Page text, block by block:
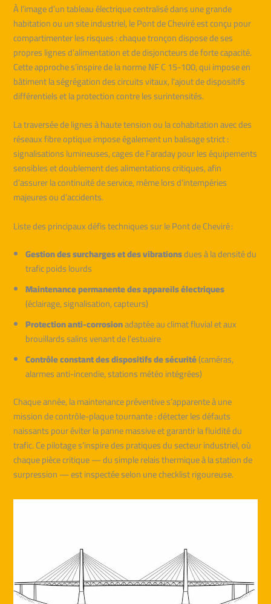
À l’image d’un tableau électrique centralisé dans une grande
habitation ou un site industriel, le Pont de Cheviré est conçu pour
compartimenter les risques : chaque tronçon dispose de ses
propres lignes d’alimentation et de disjoncteurs de forte capacité.
Cette approche s’inspire de la norme NF C 15-100, qui impose en
bâtiment la ségrégation des circuits vitaux, l’ajout de dispositifs
différentiels et la protection contre les surintensités.
La traversée de lignes à haute tension ou la cohabitation avec des
réseaux fibre optique impose également un balisage strict :
signalisations lumineuses, cages de Faraday pour les équipements
sensibles et doublement des alimentations critiques, afin
d’assurer la continuité de service, même lors d’intempéries
majeures ou d’accidents.
Liste des principaux défis techniques sur le Pont de Cheviré :
Gestion des surcharges et des vibrationsdues à la densité du
trafic poids lourds
Maintenance permanente des appareils électriques
(éclairage, signalisation, capteurs)
Protection anti-corrosionadaptée au climat fluvial et aux
brouillards salins venant de l’estuaire
Contrôle constant des dispositifs de sécurité(caméras,
alarmes anti-incendie, stations météo intégrées)
Chaque année, la maintenance préventive s’apparente à une
mission de contrôle-plaque tournante : détecter les défauts
naissants pour éviter la panne massive et garantir la fluidité du
trafic. Ce pilotage s’inspire des pratiques du secteur industriel, où
chaque pièce critique — du simple relais thermique à la station de
surpression — est inspectée selon une checklist rigoureuse.